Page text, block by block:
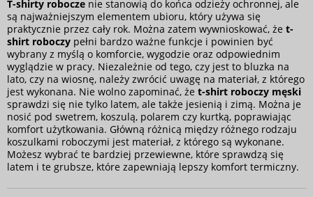
T-shirty robocze nie stanowią do końca odzieży ochronnej, ale
są najważniejszym elementem ubioru, który używa się
praktycznie przez cały rok. Można zatem wywnioskować, że t-
shirt roboczy pełni bardzo ważne funkcje i powinien być
wybrany z myślą o komforcie, wygodzie oraz odpowiednim
wyglądzie w pracy. Niezależnie od tego, czy jest to bluzka na
lato, czy na wiosnę, należy zwrócić uwagę na materiał, z którego
jest wykonana. Nie wolno zapominać, że t-shirt roboczy męski
sprawdzi się nie tylko latem, ale także jesienią i zimą. Można je
nosić pod swetrem, koszulą, polarem czy kurtką, poprawiając
komfort użytkowania. Główną różnicą między różnego rodzaju
koszulkami roboczymi jest materiał, z którego są wykonane.
Możesz wybrać te bardziej przewiewne, które sprawdzą się
latem i te grubsze, które zapewniają lepszy komfort termiczny.